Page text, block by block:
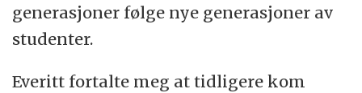
generasjoner følge nye generasjoner av
studenter.
Everitt fortalte meg at tidligere kom